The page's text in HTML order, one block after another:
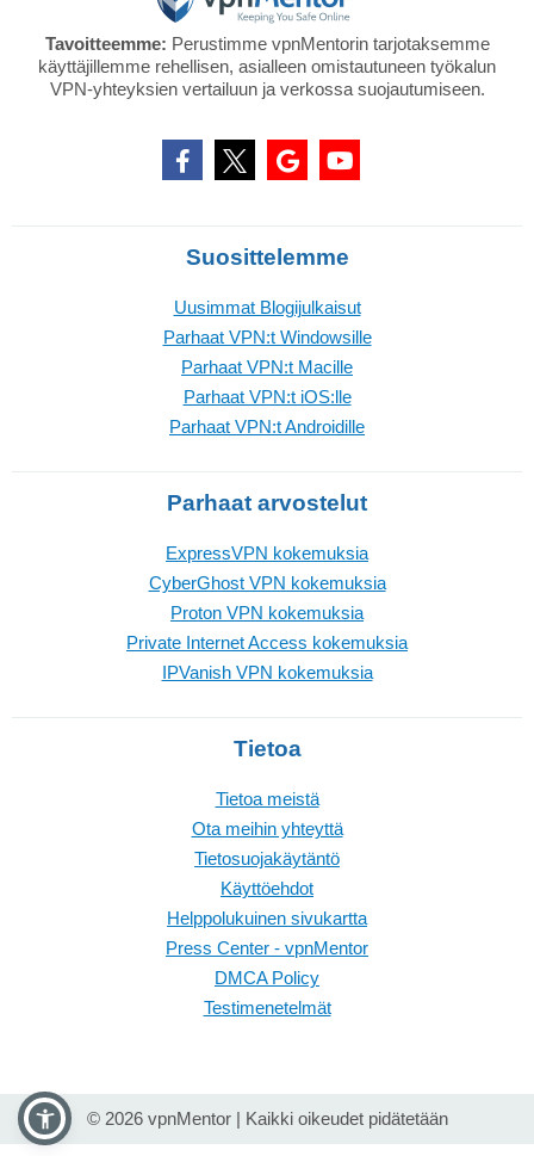
Tavoitteemme: Perustimme vpnMentorin tarjotaksemme
käyttäjillemme rehellisen, asialleen omistautuneen työkalun
VPN-yhteyksien vertailuun ja verkossa suojautumiseen.
Suosittelemme
Uusimmat Blogijulkaisut
Parhaat VPN:t Windowsille
Parhaat VPN:t Macille
Parhaat VPN:t iOS:lle
Parhaat VPN:t Androidille
Parhaat arvostelut
ExpressVPN kokemuksia
CyberGhost VPN kokemuksia
Proton VPN kokemuksia
Private Internet Access kokemuksia
IPVanish VPN kokemuksia
Tietoa
Tietoa meistä
Ota meihin yhteyttä
Tietosuojakäytäntö
Käyttöehdot
Helppolukuinen sivukartta
Press Center - vpnMentor
DMCA Policy
Testimenetelmät
© 2026 vpnMentor | Kaikki oikeudet pidätetään